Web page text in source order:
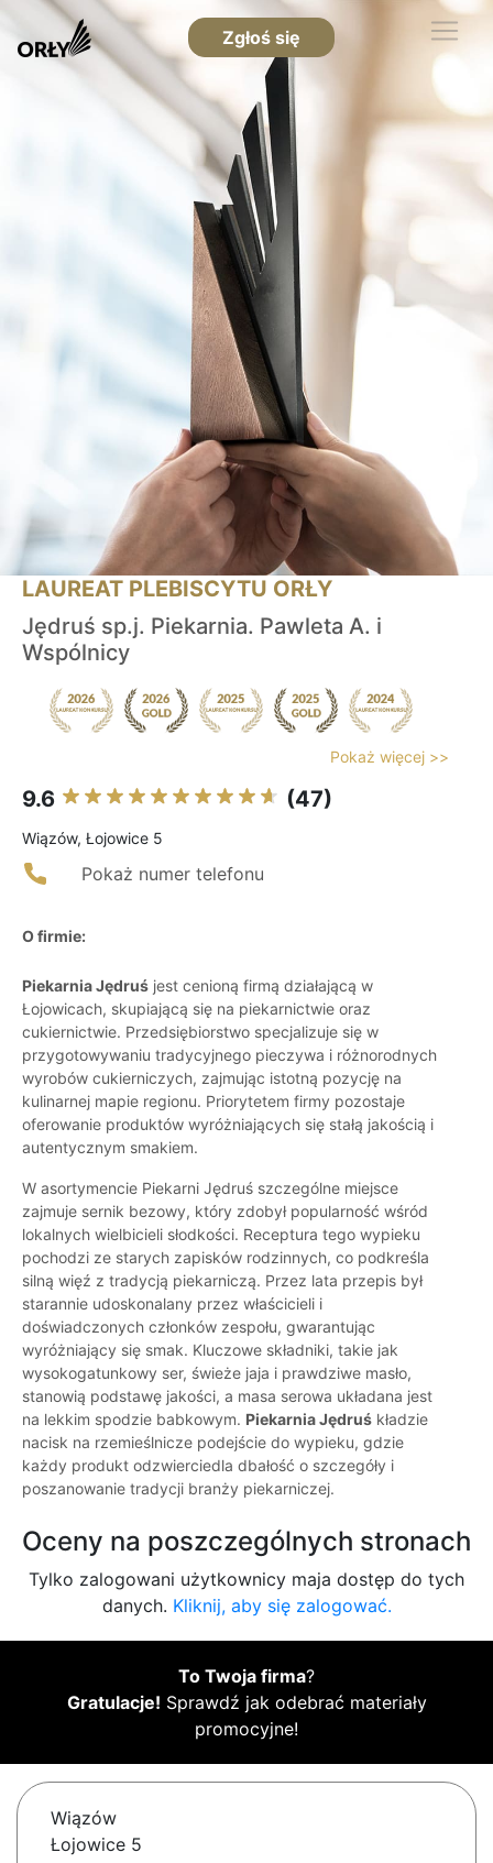
Zgłoś się
LAUREAT PLEBISCYTU ORŁY
Jędruś sp.j. Piekarnia. Pawleta A. i
Wspólnicy
Pokaż więcej >>
9.6 (47)
Wiązów, Łojowice 5
Pokaż numer telefonu
O firmie:
Piekarnia Jędruś jest cenioną firmą działającą w
Łojowicach, skupiającą się na piekarnictwie oraz
cukiernictwie. Przedsiębiorstwo specjalizuje się w
przygotowywaniu tradycyjnego pieczywa i różnorodnych
wyrobów cukierniczych, zajmując istotną pozycję na
kulinarnej mapie regionu. Priorytetem firmy pozostaje
oferowanie produktów wyróżniających się stałą jakością i
autentycznym smakiem.
W asortymencie Piekarni Jędruś szczególne miejsce
zajmuje sernik bezowy, który zdobył popularność wśród
lokalnych wielbicieli słodkości. Receptura tego wypieku
pochodzi ze starych zapisków rodzinnych, co podkreśla
silną więź z tradycją piekarniczą. Przez lata przepis był
starannie udoskonalany przez właścicieli i
doświadczonych członków zespołu, gwarantując
wyróżniający się smak. Kluczowe składniki, takie jak
wysokogatunkowy ser, świeże jaja i prawdziwe masło,
stanowią podstawę jakości, a masa serowa układana jest
na lekkim spodzie babkowym. Piekarnia Jędruś kładzie
nacisk na rzemieślnicze podejście do wypieku, gdzie
każdy produkt odzwierciedla dbałość o szczegóły i
poszanowanie tradycji branży piekarniczej.
Oceny na poszczególnych stronach
Tylko zalogowani użytkownicy maja dostęp do tych
danych. Kliknij, aby się zalogować.
To Twoja firma?
Gratulacje! Sprawdź jak odebrać materiały
promocyjne!
Wiązów
Łojowice 5